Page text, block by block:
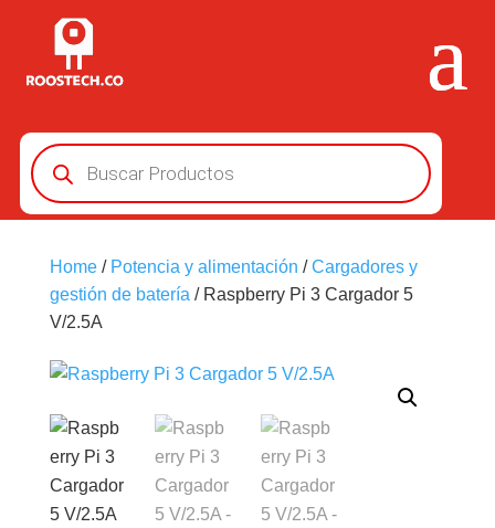
Búsqueda
de
productos
Home/ Potencia y alimentación /Cargadores y
gestión de batería / Raspberry Pi 3 Cargador 5
V/2.5A